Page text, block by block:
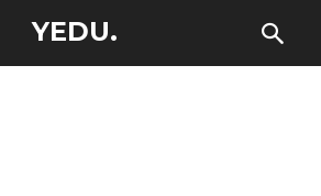
YEDU.